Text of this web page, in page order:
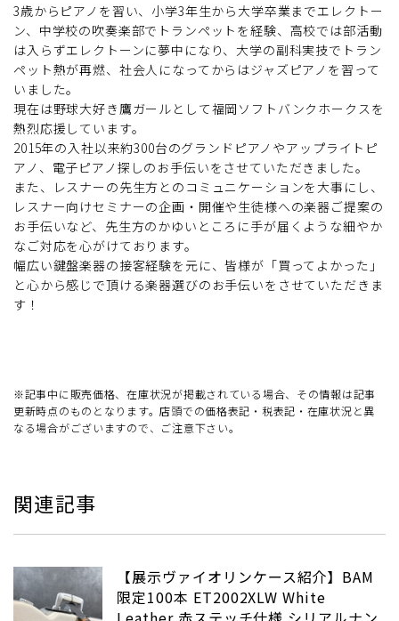
3歳からピアノを習い、小学3年生から大学卒業までエレクトー
ン、中学校の吹奏楽部でトランペットを経験、高校では部活動
は入らずエレクトーンに夢中になり、大学の副科実技でトラン
ペット熱が再燃、社会人になってからはジャズピアノを習って
いました。
現在は野球大好き鷹ガールとして福岡ソフトバンクホークスを
熱烈応援しています。
2015年の入社以来約300台のグランドピアノやアップライトピ
アノ、電子ピアノ探しのお手伝いをさせていただきました。
また、レスナーの先生方とのコミュニケーションを大事にし、
レスナー向けセミナーの企画・開催や生徒様への楽器ご提案の
お手伝いなど、先生方のかゆいところに手が届くような細やか
なご対応を心がけております。
幅広い鍵盤楽器の接客経験を元に、皆様が「買ってよかった」
と心から感じで頂ける楽器選びのお手伝いをさせていただきま
す！
※記事中に販売価格、在庫状況が掲載されている場合、その情報は記事
更新時点のものとなります。店頭での価格表記・税表記・在庫状況と異
なる場合がございますので、ご注意下さい。
関連記事
【展示ヴァイオリンケース紹介】BAM
限定100本 ET2002XLW White